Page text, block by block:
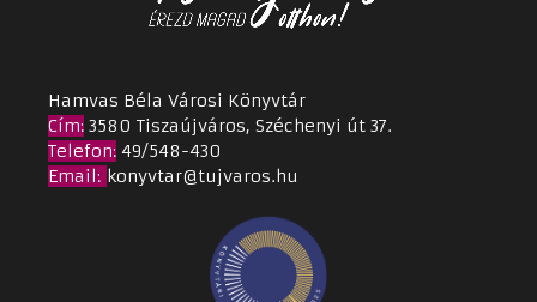
Hamvas Béla Városi Könyvtár
Cím: 3580 Tiszaújváros, Széchenyi út 37.
Telefon: 49/548-430
Email: konyvtar@tujvaros.hu